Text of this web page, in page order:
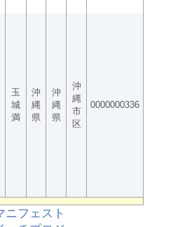
玉
城
満
沖
縄
県
沖
縄
県
沖
縄
市
区
0000000336